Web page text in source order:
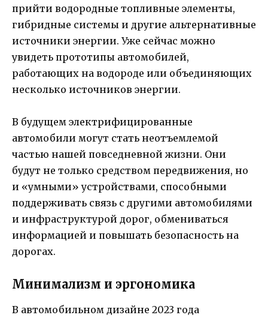
прийти водородные топливные элементы,
гибридные системы и другие альтернативные
источники энергии. Уже сейчас можно
увидеть прототипы автомобилей,
работающих на водороде или объединяющих
несколько источников энергии.
В будущем электрифицированные
автомобили могут стать неотъемлемой
частью нашей повседневной жизни. Они
будут не только средством передвижения, но
и «умными» устройствами, способными
поддерживать связь с другими автомобилями
и инфраструктурой дорог, обмениваться
информацией и повышать безопасность на
дорогах.
Минимализм и эргономика
В автомобильном дизайне 2023 года